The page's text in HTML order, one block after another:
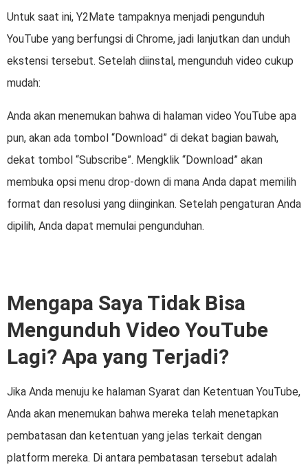
Untuk saat ini, Y2Mate tampaknya menjadi pengunduh
YouTube yang berfungsi di Chrome, jadi lanjutkan dan unduh
ekstensi tersebut. Setelah diinstal, mengunduh video cukup
mudah:
Anda akan menemukan bahwa di halaman video YouTube apa
pun, akan ada tombol “Download” di dekat bagian bawah,
dekat tombol “Subscribe”. Mengklik “Download” akan
membuka opsi menu drop-down di mana Anda dapat memilih
format dan resolusi yang diinginkan. Setelah pengaturan Anda
dipilih, Anda dapat memulai pengunduhan.
Mengapa Saya Tidak Bisa
Mengunduh Video YouTube
Lagi? Apa yang Terjadi?
Jika Anda menuju ke halaman Syarat dan Ketentuan YouTube,
Anda akan menemukan bahwa mereka telah menetapkan
pembatasan dan ketentuan yang jelas terkait dengan
platform mereka. Di antara pembatasan tersebut adalah